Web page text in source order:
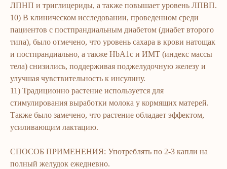
ЛПНП и триглицериды, а также повышает уровень ЛПВП.
10) В клиническом исследовании, проведенном среди
пациентов с постпрандиальным диабетом (диабет второго
типа), было отмечено, что уровень сахара в крови натощак
и постпрандиально, а также HbA1c и ИМТ (индекс массы
тела) снизились, поддерживая поджелудочную железу и
улучшая чувствительность к инсулину.
11) Традиционно растение используется для
стимулирования выработки молока у кормящих матерей.
Также было замечено, что растение обладает эффектом,
усиливающим лактацию.
СПОСОБ ПРИМЕНЕНИЯ: Употреблять по 2-3 капли на
полный желудок ежедневно.
Kontaktlar
Maxfiylik siyosati
Sochlar uchun
Kosmetika
Shaxsiy gigiyena
Parfyumeriya
To'qimachilik
Ro'yxatdan o'tish
To‘lov va yetkazib berish
Ommaviy oferta
WHATSAPP
TELEGRAM'DAGI
TELEGRAM
ersagmedia@yandex.ru